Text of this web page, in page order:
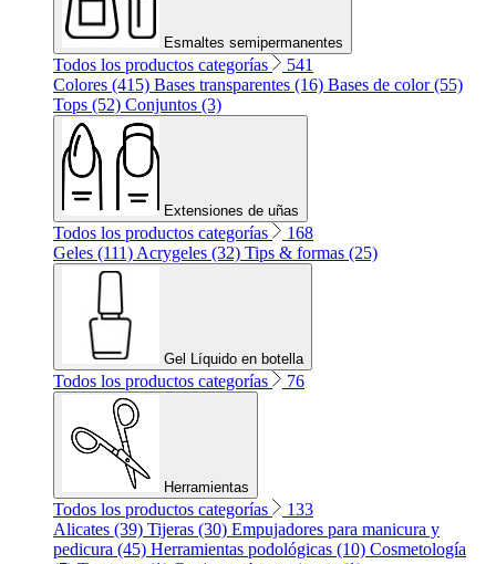
Esmaltes semipermanentes
Todos los productos categorías
541
Colores (415) Bases transparentes (16) Bases de color (55)
Tops (52) Conjuntos (3)
Extensiones de uñas
Todos los productos categorías
168
Geles (111) Acrygeles (32) Tips & formas (25)
Gel Líquido en botella
Todos los productos categorías 76
Herramientas
Todos los productos categorías
133
Alicates (39) Tijeras (30) Empujadores para manicura y
pedicura (45) Herramientas podológicas (10) Cosmetología